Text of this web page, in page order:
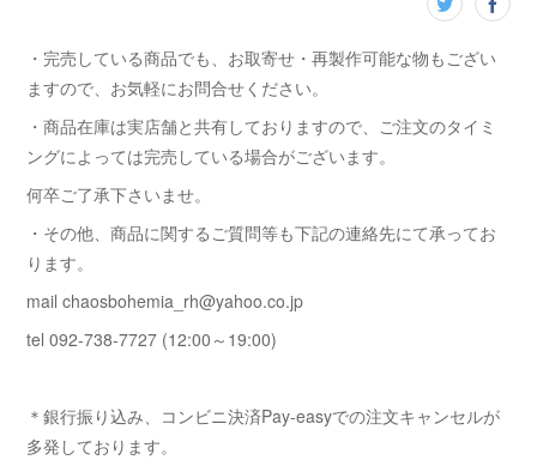
・完売している商品でも、お取寄せ・再製作可能な物もござい
ますので、お気軽にお問合せください。
・商品在庫は実店舗と共有しておりますので、ご注文のタイミ
ングによっては完売している場合がございます。
何卒ご了承下さいませ。
・その他、商品に関するご質問等も下記の連絡先にて承ってお
ります。
mail chaosbohemia_rh@yahoo.co.jp
tel 092-738-7727 (12:00～19:00)
＊銀行振り込み、コンビニ決済Pay-easyでの注文キャンセルが
多発しております。